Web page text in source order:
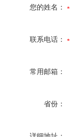
您的姓名：
联系电话：
常用邮箱：
省份：